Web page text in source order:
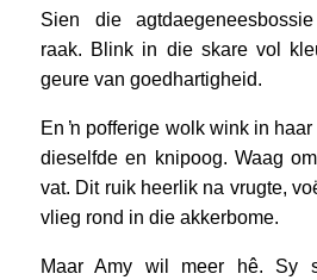
Sien die
raak. Blink in die skare vol
geure van goedhartigheid.
En ŉ pofferige wolk wink in
dieselfde en knipoog. Waag
vat. Dit ruik heerlik na vrugte,
vlieg rond in die akkerbome.
Maar Amy wil meer hê. Sy